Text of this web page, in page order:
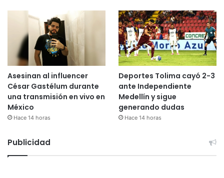
Asesinan al influencer
César Gastélum durante
una transmisión en vivo en
México
Hace 14 horas
Deportes Tolima cayó 2-3
ante Independiente
Medellín y sigue
generando dudas
Hace 14 horas
Publicidad